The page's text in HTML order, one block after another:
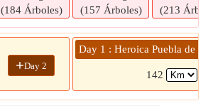
(184 Árboles)
(157 Árboles)
(213
+Day 2
Day 1 : Heroica Puebla de
142